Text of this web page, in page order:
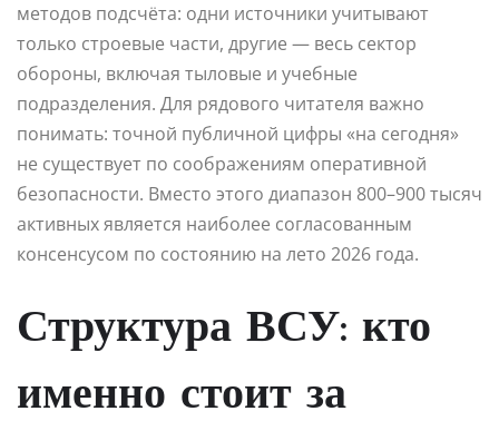
методов подсчёта: одни источники учитывают
только строевые части, другие — весь сектор
обороны, включая тыловые и учебные
подразделения. Для рядового читателя важно
понимать: точной публичной цифры «на сегодня»
не существует по соображениям оперативной
безопасности. Вместо этого диапазон 800–900 тысяч
активных является наиболее согласованным
консенсусом по состоянию на лето 2026 года.
Структура ВСУ: кто
именно стоит за